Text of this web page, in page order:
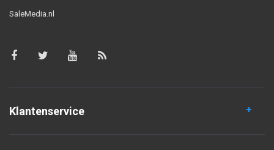
SaleMedia.nl
Klantenservice